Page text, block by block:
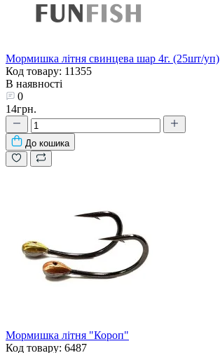
Мормишка літня свинцева шар 4г. (25шт/уп)
Код товару: 11355
В наявності
0
14грн.
До кошика
Мормишка літня "Короп"
Код товару: 6487